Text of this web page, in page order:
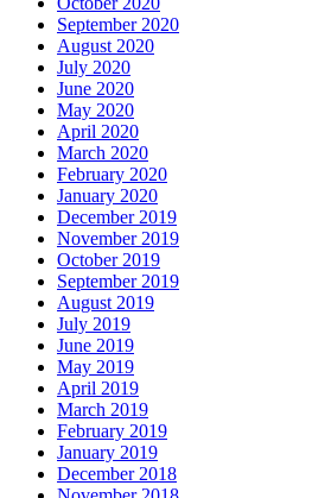
September 2020
August 2020
July 2020
June 2020
May 2020
April 2020
March 2020
February 2020
January 2020
December 2019
November 2019
October 2019
September 2019
August 2019
July 2019
June 2019
May 2019
April 2019
March 2019
February 2019
January 2019
December 2018